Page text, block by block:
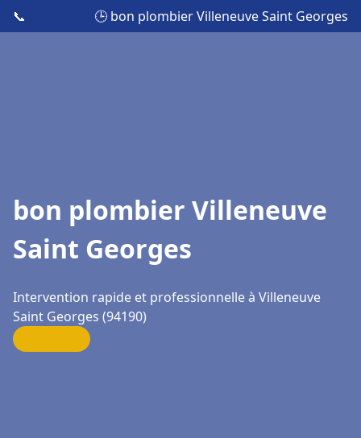
📞 🕒 bon plombier Villeneuve Saint Georges
bon plombier Villeneuve
Saint Georges
Intervention rapide et professionnelle à Villeneuve
Saint Georges (94190)